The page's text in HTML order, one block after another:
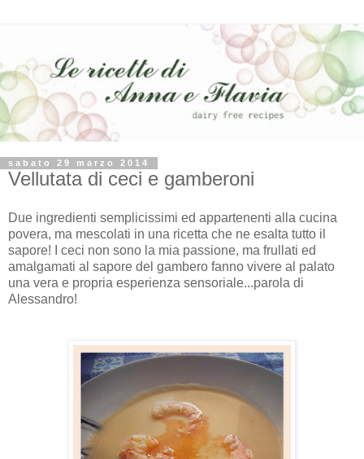
sabato 29 marzo 2014
Vellutata di ceci e gamberoni
Due ingredienti semplicissimi ed appartenenti alla cucina
povera, ma mescolati in una ricetta che ne esalta tutto il
sapore! I ceci non sono la mia passione, ma frullati ed
amalgamati al sapore del gambero fanno vivere al palato
una vera e propria esperienza sensoriale...parola di
Alessandro!